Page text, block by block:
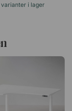
varianter i lager